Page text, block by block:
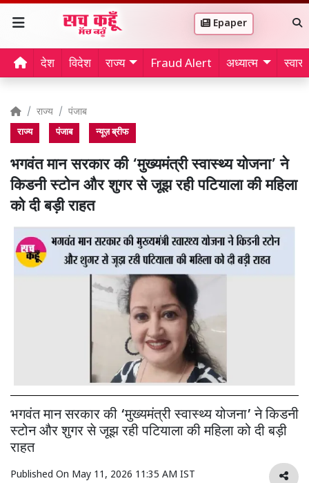
Epaper
देश विदेश राज्य Fraud Alert अध्यात्म
राज्य पंजाब
राज्य पंजाब न्यूज़ ब्रीफ
भगवंत मान सरकार की ‘मुख्यमंत्री स्वास्थ्य योजना’ ने
किडनी स्टोन और शुगर से जूझ रही पटियाला की महिला
को दी बड़ी राहत
भगवंत मान सरकार की ‘मुख्यमंत्री स्वास्थ्य योजना’ ने किडनी
स्टोन और शुगर से जूझ रही पटियाला की महिला को दी बड़ी
राहत
Published On May 11, 2026 11:35 AM IST